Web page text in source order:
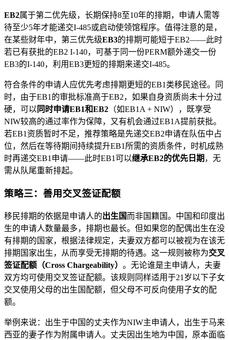
EB2属于第二优先级，长期保持8至10年的排期，申请人需等
待至少5年才能递交I-485或启动使领馆程序。值得注意的是，
在某些财年中，第三优先级EB3的排期可能短于EB2——此时
若已有获批的EB2 I-140，可基于同一份PERM额外递交一份
EB3的I-140，利用EB3更短的排期来递交I-485。
符合条件的申请人应优先考虑排期更短的EB1类移民途径。同
时，由于EB1的审批标准高于EB2，如果自身资质尚未十分过
硬，可以 同时申请EB1和EB2 （如EB1A + NIW），既享受
NIW较高的通过率作为保障，又有机会通过EB1A提前获批。
若EB1资质暂时不足，推荐策略是先递交EB2申请在队伍中占
位，然后在等待期间持续提升EB1所需的资质条件，时机成熟
时再递交EB1申请——此时EB1可以继承EB2的优先日期 ，无
需从队尾重新排起。
策略三：善用交叉签证配额
移民排期的依据是申请人的出生国 而非国籍国。中国和印度出
生的申请人数量最多，排期也最长。但如果您的配偶出生在没
有排期的国家，根据法律规定，夫妻双方都可以被视为在该无
排期国家出生，从而享受无排期的待遇。这一规则被称为交叉
签证配额（Cross Chargeability） 。无论谁是主申请人，夫妻
双方均可使用交叉签证配额。该规则同样适用于21岁以下子女
交叉使用父母的出生国配额，但父母不可反向使用子女的配
额。
举例来说：出生于中国的丈夫作为NIW主申请人，出生于马来
西亚的妻子作为附属申请人。丈夫因出生地为中国，原本面临